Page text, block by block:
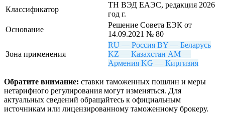
Классификатор
ТН ВЭД ЕАЭС, редакция 2026
год г.
Основание
Решение Совета ЕЭК от
14.09.2021 № 80
Зона применения
RU — Россия BY — Беларусь
KZ — Казахстан AM —
Армения KG — Киргизия
Обратите внимание: ставки таможенных пошлин и меры
нетарифного регулирования могут изменяться. Для
актуальных сведений обращайтесь к официальным
источникам или лицензированному таможенному брокеру.